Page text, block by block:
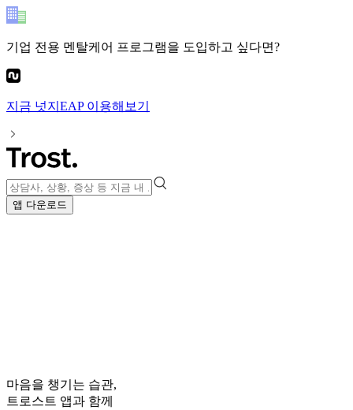
기업 전용 멘탈케어 프로그램을 도입하고 싶다면?
지금 넛지EAP이용해보기
앱 다운로드
마음을 챙기는 습관,
트로스트 앱과 함께